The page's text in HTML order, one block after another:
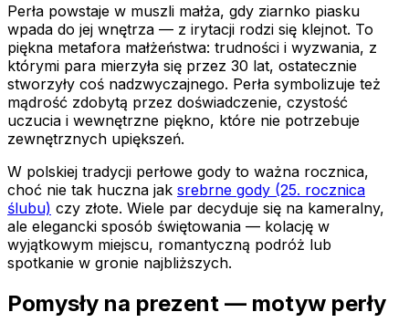
Perła powstaje w muszli małża, gdy ziarnko piasku
wpada do jej wnętrza — z irytacji rodzi się klejnot. To
piękna metafora małżeństwa: trudności i wyzwania, z
którymi para mierzyła się przez 30 lat, ostatecznie
stworzyły coś nadzwyczajnego. Perła symbolizuje też
mądrość zdobytą przez doświadczenie, czystość
uczucia i wewnętrzne piękno, które nie potrzebuje
zewnętrznych upiększeń.
W polskiej tradycji perłowe gody to ważna rocznica,
choć nie tak huczna jak srebrne gody (25. rocznica
ślubu) czy złote. Wiele par decyduje się na kameralny,
ale elegancki sposób świętowania — kolację w
wyjątkowym miejscu, romantyczną podróż lub
spotkanie w gronie najbliższych.
Pomysły na prezent — motyw perły